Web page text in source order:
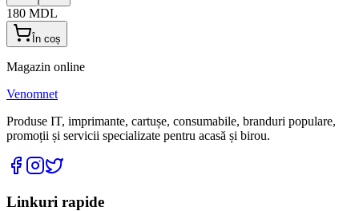
180 MDL
În coș
Magazin online
Venomnet
Produse IT, imprimante, cartușe, consumabile, branduri populare,
promoții și servicii specializate pentru acasă și birou.
Linkuri rapide